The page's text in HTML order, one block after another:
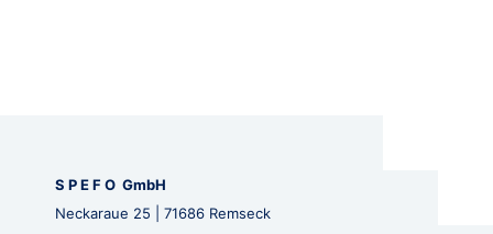
S P E F O GmbH
Neckaraue 25 | 71686 Remseck